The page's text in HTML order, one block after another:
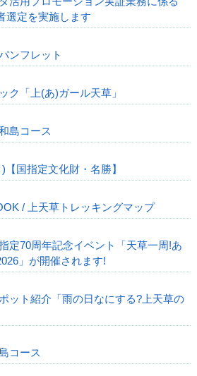
選定を実施します
ンフレット
ク「上(あ)ガール天草」
島コース
国指定文化財・名勝】
/ 上天草トレッキングマップ
定70周年記念イベント「天草一周!あ
」が開催されます!
ット紹介「雨の日なにする?上天草の
コース